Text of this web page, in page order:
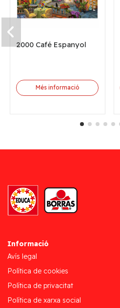
2000 Café Espanyol
Més informació
Informació
Avís legal
Política de cookies
Política de privacitat
Política de xarxa social